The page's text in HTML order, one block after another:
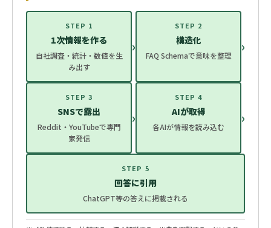
STEP 1
1次情報を作る
自社調査・統計・数値を生
み出す
›
STEP 2
構造化
FAQ Schemaで意味を整理
›
STEP 3
SNSで露出
Reddit・YouTubeで専門
家発信
›
STEP 4
AIが取得
各AIが情報を読み込む
›
STEP 5
回答に引用
ChatGPT等の答えに掲載される